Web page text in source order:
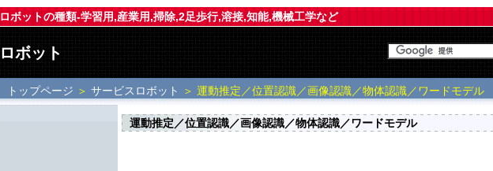
ロボットの種類-学習用,産業用,掃除,2足歩行,溶接,知能,機械工学など
ロボット
トップページ ＞ サービスロボット ＞ 運動推定／位置認識／画像認識／物体認識／ワードモデル
運動推定／位置認識／画像認識／物体認識／ワードモデル